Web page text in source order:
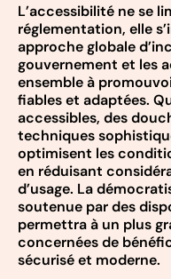
L’accessibilité ne se
réglementation, elle
approche globale
gouvernement et les
ensemble à
fiables et adaptées.
accessibles, des
techniques
optimisent les
en réduisant
d’usage. La
soutenue par des
permettra à un plus
concernées de
sécurisé et moderne.